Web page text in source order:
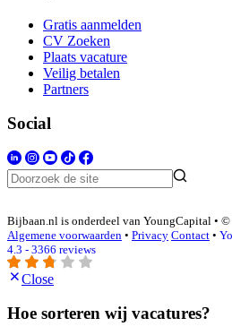
Gratis aanmelden
CV Zoeken
Plaats vacature
Veilig betalen
Partners
Social
Bijbaan.nl is onderdeel van YoungCapital •
Algemene voorwaarden • Privacy Contact •
4.3 - 3366 reviews
Close
Hoe sorteren wij vacatures?